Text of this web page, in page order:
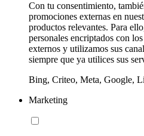
Con tu consentimiento,
promociones externas en
productos relevantes. Para
personales encriptados con
externos y utilizamos sus
siempre que ya utilices sus
Bing, Criteo, Meta, Google,
Marketing